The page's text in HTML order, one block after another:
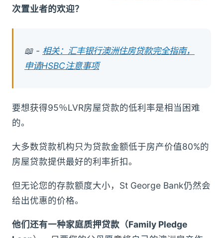
次置业者的欢迎？
📖 - 相关：汇丰银行澳洲住房贷款完全指南，
申请HSBC注意事项
要想获得95％LVR房屋贷款的低利率是相当困难
的。
大多数贷款机构只为贷款金额低于房产价值80%的
房屋贷款提供最好的利率折扣。
但无论您的存款额度大小，St George Bank仍然会
给出优惠的价格。
他们还有一种家庭质押贷款（Family Pledge